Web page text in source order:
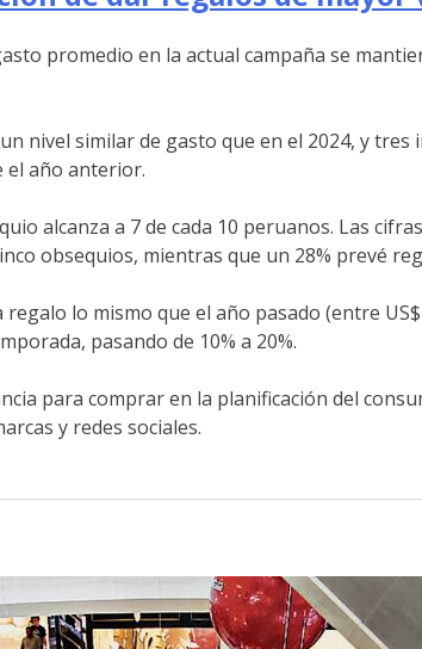
promedio en la actual campaña se
nivel similar de gasto que en el 2024, y
el año anterior.
alcanza a 7 de cada 10 peruanos. Las
obsequios, mientras que un 28% prevé
regalo lo mismo que el año pasado (entre
pasando de 10% a 20%.
para comprar en la planificación del
y redes sociales.